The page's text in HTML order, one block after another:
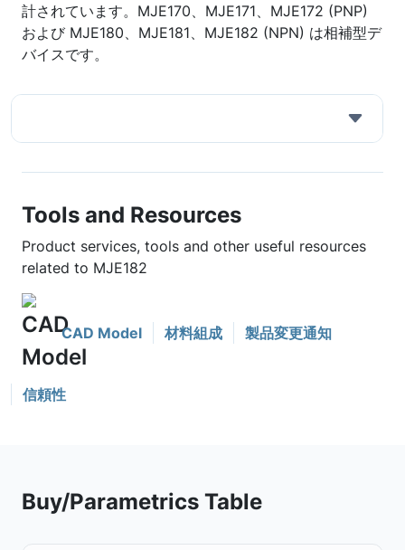
計されています。MJE170、MJE171、MJE172 (PNP)
および MJE180、MJE181、MJE182 (NPN) は相補型デ
バイスです。
Tools and Resources
Product services, tools and other useful resources
related to MJE182
CAD Model 材料組成 製品変更通知
信頼性
Buy/Parametrics Table